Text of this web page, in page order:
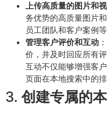
上传高质量的图片和
务优势的高质量图片
员工团队和客户案例
管理客户评价和互动
价，并及时回应所有
互动不仅能够增强客
页面在本地搜索中的排
3. 创建专属的